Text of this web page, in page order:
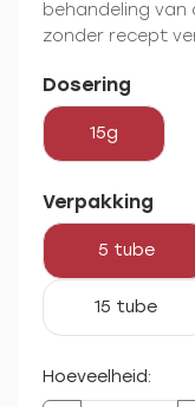
behandeling van
zonder recept
Dosering
15g
Verpakking
5 tube
15 tube
Hoeveelheid: